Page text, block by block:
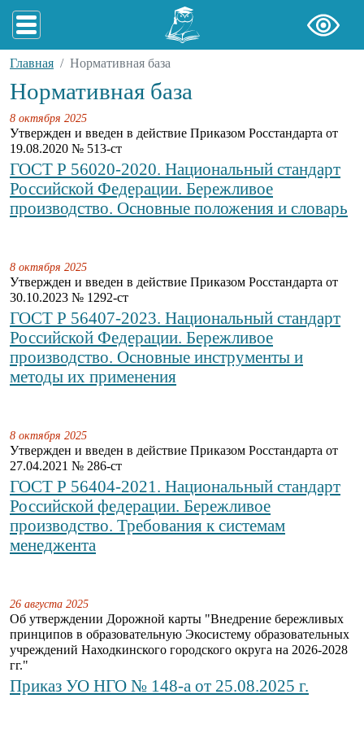
Главная Нормативная база
Нормативная база
8 октября 2025
Утвержден и введен в действие Приказом Росстандарта от
19.08.2020 № 513-ст
ГОСТ Р 56020-2020. Национальный стандарт
Российской Федерации. Бережливое
производство. Основные положения и словарь
8 октября 2025
Утвержден и введен в действие Приказом Росстандарта от
30.10.2023 № 1292-ст
ГОСТ Р 56407-2023. Национальный стандарт
Российской Федерации. Бережливое
производство. Основные инструменты и
методы их применения
8 октября 2025
Утвержден и введен в действие Приказом Росстандарта от
27.04.2021 № 286-ст
ГОСТ Р 56404-2021. Национальный стандарт
Российской федерации. Бережливое
производство. Требования к системам
менеджента
26 августа 2025
Об утверждении Дорожной карты "Внедрение бережливых
принципов в образовательную Экосистему образовательных
учреждений Находкинского городского округа на 2026-2028
гг."
Приказ УО НГО № 148-а от 25.08.2025 г.